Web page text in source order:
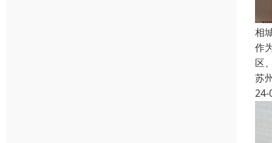
相
作
区
苏
24-